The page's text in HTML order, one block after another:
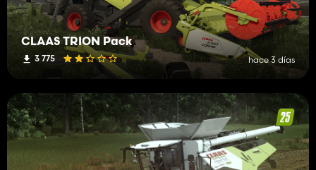
CLAAS TRION Pack
3 775 hace 3 días